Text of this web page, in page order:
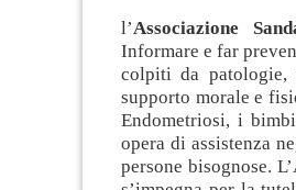
l’Associazione
Informare e far
colpiti da patologie,
supporto morale e
Endometriosi, i
opera di assistenza
persone bisognose.